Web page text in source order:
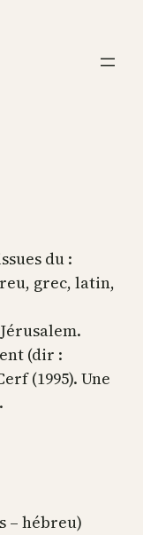
du :
grec, latin,
(dir :
(1995). Une
– hébreu)